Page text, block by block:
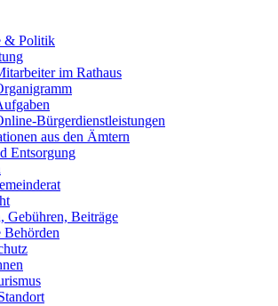
& Politik
im Rathaus
Bürgerdienstleistungen
aus den Ämtern
Entsorgung
Gebühren, Beiträge
Behörden